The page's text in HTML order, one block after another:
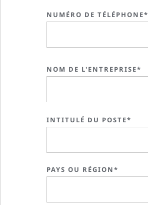
NUMÉRO DE TÉLÉPHONE*
NOM DE L'ENTREPRISE*
INTITULÉ DU POSTE*
PAYS OU RÉGION*